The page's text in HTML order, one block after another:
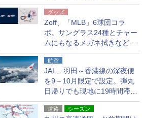
分、えきねっと限定
グッズ
Zoff、「MLB」6球団コラ
ボ。サングラス24種とチャー
ムにもなるメガネ拭きなど雑
貨24種
航空
JAL、羽田～香港線の深夜便
を9～10月限定で設定。弾丸
日帰りでも現地に19時間滞在
できる
道路 シーズン